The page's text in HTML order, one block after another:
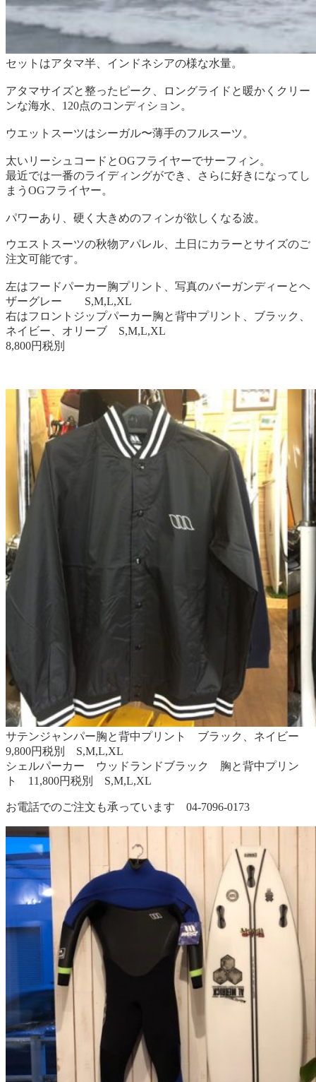
セットはアタマ半、インドネシアの様な水量。
アタマサイズと整ったピーク、ロングライドと暖かくクリー
ンな海水、120点のコンディション。
ウエットスーツはシーガル〜薄手のフルスーツ。
太いリーシュコードとOGフライヤーでサーフィン。
最近では一番のライディングができ、さらに好きになってし
まうOGフライヤー。
パワーあり、硬く大きめのフィンが欲しくなる波。
ウエストスーツの秋物アパレル、土日にカラーとサイズのご
注文可能です。
左はフードパーカー胸プリント、写真のバーガンディーとヘ
ザーグレー S,M,L,XL
右はフロントジップパーカー胸と背中プリント、ブラック、
ネイビー、オリーブ S,M,L,XL
8,800円税別
サテンジャンパー胸と背中プリント ブラック、ネイビー
9,800円税別 S,M,L,XL
シェルパーカー ウッドランドブラック 胸と背中プリン
ト 11,800円税別 S,M,L,XL
お電話でのご注文も承っています 04-7096-0173